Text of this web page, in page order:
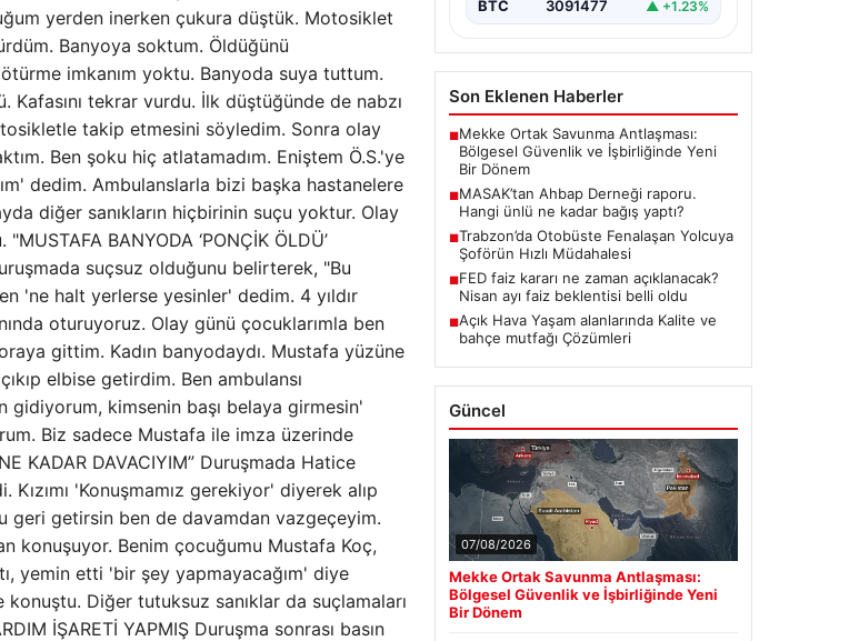
yerden inerken çukura düştük. Motosiklet
Banyoya soktum. Öldüğünü
imkanım yoktu. Banyoda suya tuttum.
Kafasını tekrar vurdu. İlk düştüğünde de nabzı
takip etmesini söyledim. Sonra olay
Ben şoku hiç atlatamadım. Eniştem Ö.S.'ye
dedim. Ambulanslarla bizi başka hastanelere
diğer sanıkların hiçbirinin suçu yoktur. Olay
BANYODA ‘PONÇİK ÖLDÜ’
suçsuz olduğunu belirterek, "Bu
'ne halt yerlerse yesinler' dedim. 4 yıldır
oturuyoruz. Olay günü çocuklarımla ben
gittim. Kadın banyodaydı. Mustafa yüzüne
elbise getirdim. Ben ambulansı
kimsenin başı belaya girmesin'
Biz sadece Mustafa ile imza üzerinde
KADAR DAVACIYIM” Duruşmada Hatice
'Konuşmamız gerekiyor' diyerek alıp
geri getirsin ben de davamdan vazgeçeyim.
konuşuyor. Benim çocuğumu Mustafa Koç,
yemin etti 'bir şey yapmayacağım' diye
Diğer tutuksuz sanıklar da suçlamaları
İŞARETİ YAPMIŞ Duruşma sonrası basın
BTC 3091477 ▲ +1.23%
Son Eklenen Haberler
■Mekke Ortak Savunma Antlaşması:
Bölgesel Güvenlik ve İşbirliğinde Yeni
Bir Dönem
■MASAK’tan Ahbap Derneği raporu.
Hangi ünlü ne kadar bağış yaptı?
■Trabzon’da Otobüste Fenalaşan Yolcuya
Şoförün Hızlı Müdahalesi
■FED faiz kararı ne zaman açıklanacak?
Nisan ayı faiz beklentisi belli oldu
■Açık Hava Yaşam alanlarında Kalite ve
bahçe mutfağı Çözümleri
Güncel
07/08/2026
Mekke Ortak Savunma Antlaşması:
Bölgesel Güvenlik ve İşbirliğinde Yeni
Bir Dönem